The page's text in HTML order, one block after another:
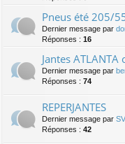
Pneus été 205/
Dernier message par
Réponses : 16
Jantes ATLANTA
Dernier message par
Réponses : 74
REPERJANTES
Dernier message par
Réponses : 42